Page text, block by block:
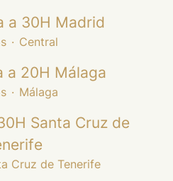
a 30H Madrid
· Central
a 20H Málaga
· Málaga
Santa Cruz de
Cruz de Tenerife